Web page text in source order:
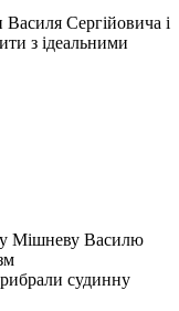
Сергійовича і
з ідеальними
Мішневу Василю
судинну